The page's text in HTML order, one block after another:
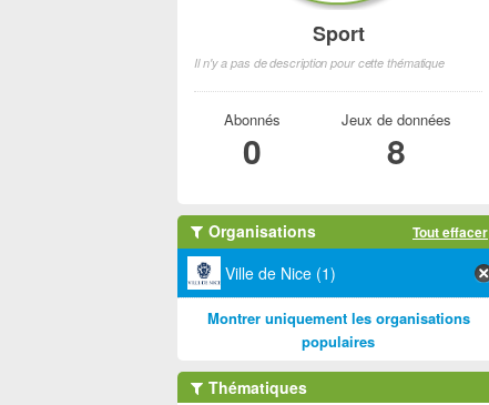
Sport
Il n'y a pas de description pour cette thématique
Abonnés
0
Jeux de données
8
Organisations Tout effacer
Ville de Nice (1)
Montrer uniquement les organisations
populaires
Thématiques